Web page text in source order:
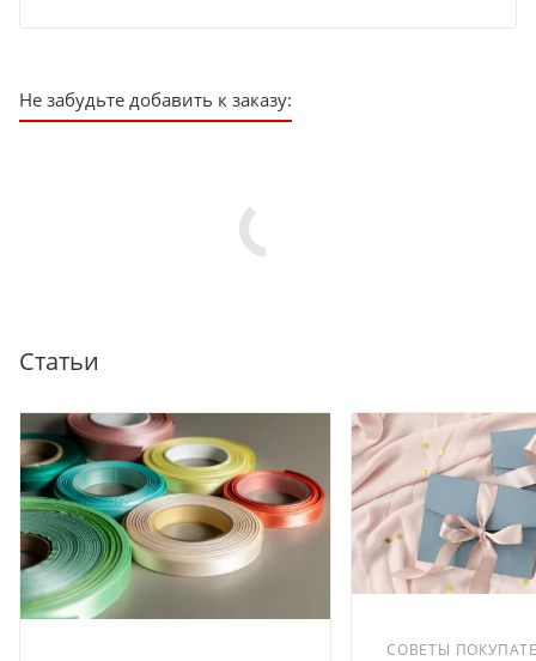
Не забудьте добавить к заказу:
Статьи
СОВЕТЫ